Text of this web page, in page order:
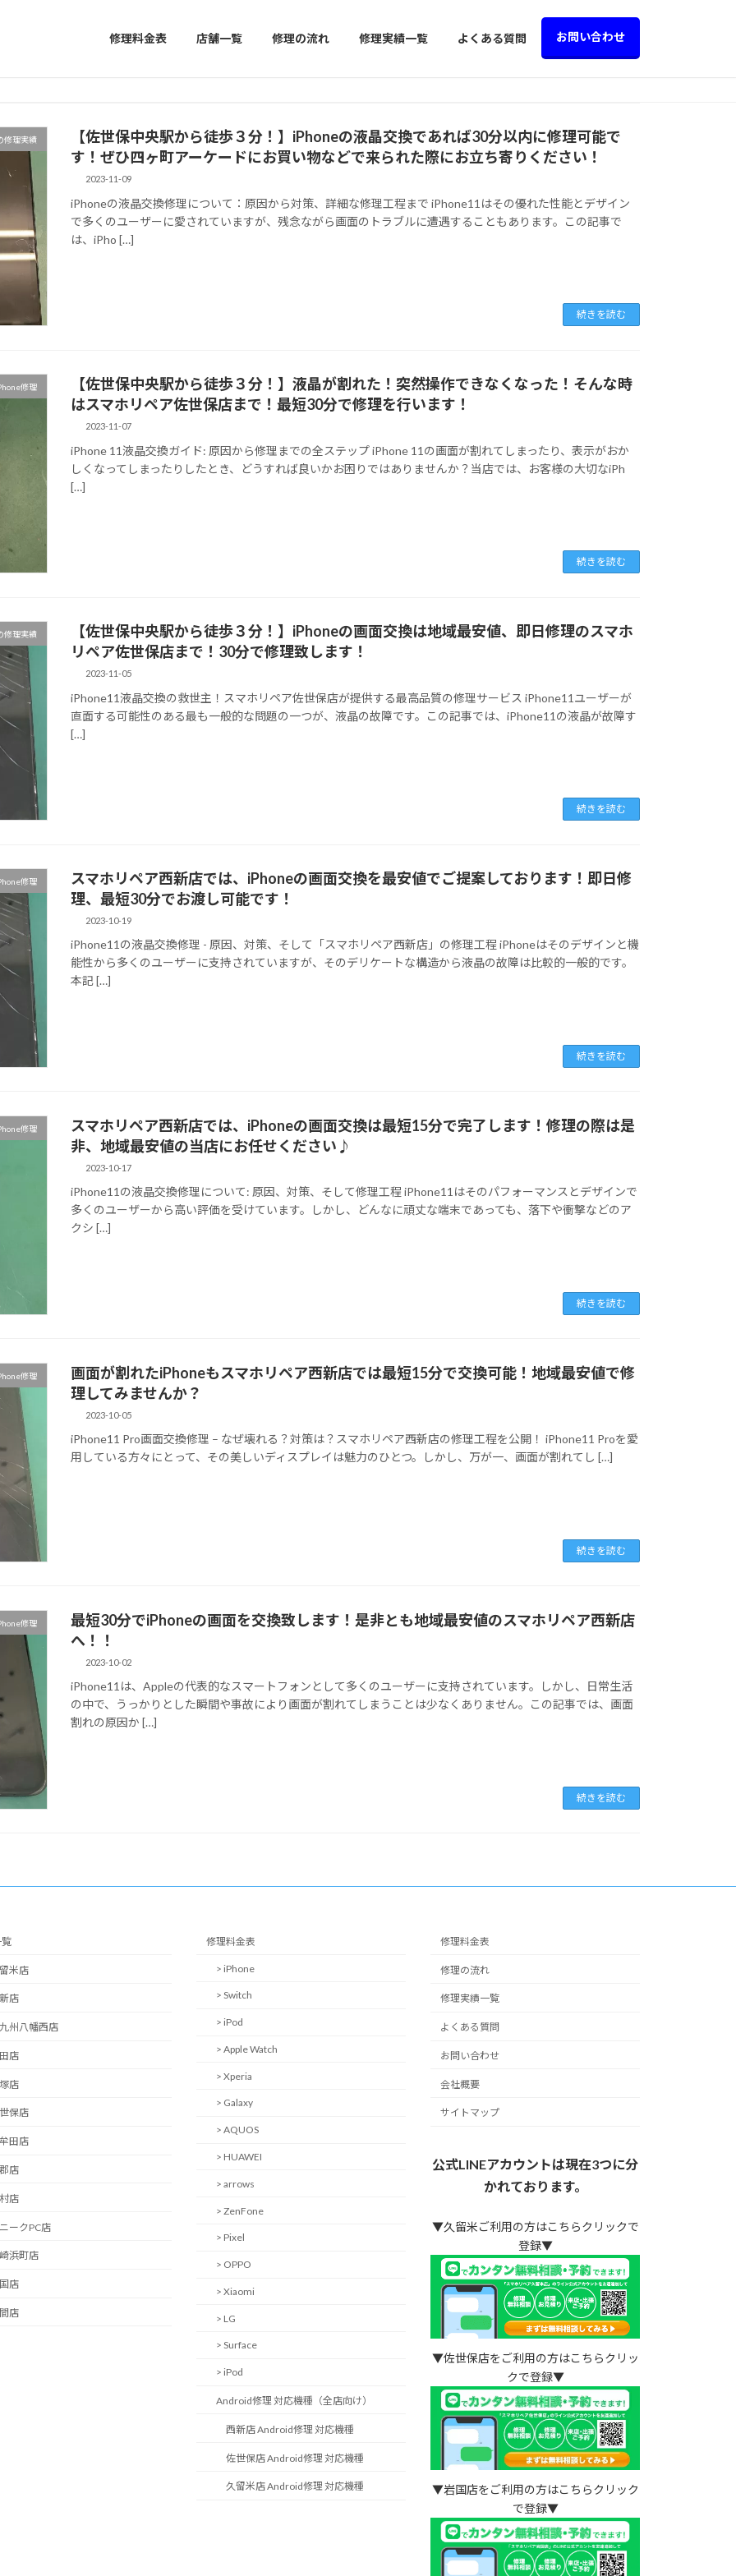
修理料金表 店舗一覧 修理の流れ 修理実績一覧 よくある質問 お問い合わせ
修理実績
【佐世保中央駅から徒歩３分！】iPhoneの液晶交換であれば30分以内に修理可能で
す！ぜひ四ヶ町アーケードにお買い物などで来られた際にお立ち寄りください！
2023-11-09
iPhoneの液晶交換修理について：原因から対策、詳細な修理工程まで iPhone11はその優れた性能とデザイン
で多くのユーザーに愛されていますが、残念ながら画面のトラブルに遭遇することもあります。この記事で
は、iPho […]
続きを読む
修理
【佐世保中央駅から徒歩３分！】液晶が割れた！突然操作できなくなった！そんな時
はスマホリペア佐世保店まで！最短30分で修理を行います！
2023-11-07
iPhone 11液晶交換ガイド: 原因から修理までの全ステップ iPhone 11の画面が割れてしまったり、表示がおか
しくなってしまったりしたとき、どうすれば良いかお困りではありませんか？当店では、お客様の大切なiPh
[…]
続きを読む
修理実績
【佐世保中央駅から徒歩３分！】iPhoneの画面交換は地域最安値、即日修理のスマホ
リペア佐世保店まで！30分で修理致します！
2023-11-05
iPhone11液晶交換の救世主！スマホリペア佐世保店が提供する最高品質の修理サービス iPhone11ユーザーが
直面する可能性のある最も一般的な問題の一つが、液晶の故障です。この記事では、iPhone11の液晶が故障す
[…]
続きを読む
修理
スマホリペア西新店では、iPhoneの画面交換を最安値でご提案しております！即日修
理、最短30分でお渡し可能です！
2023-10-19
iPhone11の液晶交換修理 - 原因、対策、そして「スマホリペア西新店」の修理工程 iPhoneはそのデザインと機
能性から多くのユーザーに支持されていますが、そのデリケートな構造から液晶の故障は比較的一般的です。
本記 […]
続きを読む
修理
スマホリペア西新店では、iPhoneの画面交換は最短15分で完了します！修理の際は是
非、地域最安値の当店にお任せください♪
2023-10-17
iPhone11の液晶交換修理について: 原因、対策、そして修理工程 iPhone11はそのパフォーマンスとデザインで
多くのユーザーから高い評価を受けています。しかし、どんなに頑丈な端末であっても、落下や衝撃などのア
クシ […]
続きを読む
修理
画面が割れたiPhoneもスマホリペア西新店では最短15分で交換可能！地域最安値で修
理してみませんか？
2023-10-05
iPhone11 Pro画面交換修理 – なぜ壊れる？対策は？スマホリペア西新店の修理工程を公開！ iPhone11 Proを愛
用している方々にとって、その美しいディスプレイは魅力のひとつ。しかし、万が一、画面が割れてし […]
続きを読む
修理
最短30分でiPhoneの画面を交換致します！是非とも地域最安値のスマホリペア西新店
へ！！
2023-10-02
iPhone11は、Appleの代表的なスマートフォンとして多くのユーザーに支持されています。しかし、日常生活
の中で、うっかりとした瞬間や事故により画面が割れてしまうことは少なくありません。この記事では、画面
割れの原因か […]
続きを読む
米店
店
州八幡西店
店
店
保店
田店
店
店
ークPC店
浜町店
店
店
修理料金表
> iPhone
> Switch
> iPod
> Apple Watch
> Xperia
> Galaxy
> AQUOS
> HUAWEI
> arrows
> ZenFone
> Pixel
> OPPO
> Xiaomi
> LG
> Surface
> iPod
Android修理 対応機種（全店向け）
西新店 Android修理 対応機種
佐世保店 Android修理 対応機種
久留米店 Android修理 対応機種
修理料金表
修理の流れ
修理実績一覧
よくある質問
お問い合わせ
会社概要
サイトマップ
公式LINEアカウントは現在3つに分
かれております。
▼久留米ご利用の方はこちらクリックで
登録▼
▼佐世保店をご利用の方はこちらクリッ
クで登録▼
▼岩国店をご利用の方はこちらクリック
で登録▼